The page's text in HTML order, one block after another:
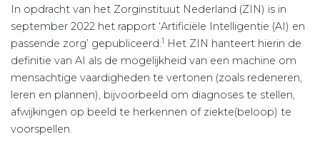
In opdracht van het Zorginstituut Nederland (ZIN) is in
september 2022 het rapport ‘Artificiële Intelligentie (AI) en
passende zorg’ gepubliceerd.1 Het ZIN hanteert hierin de
definitie van AI als de mogelijkheid van een machine om
mensachtige vaardigheden te vertonen (zoals redeneren,
leren en plannen), bijvoorbeeld om diagnoses te stellen,
afwijkingen op beeld te herkennen of ziekte(beloop) te
voorspellen.